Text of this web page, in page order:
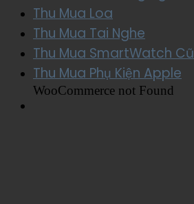
Thu Mua Loa
Thu Mua Tai Nghe
Thu Mua SmartWatch Cũ
Thu Mua Phụ Kiện Apple
WooCommerce not Found